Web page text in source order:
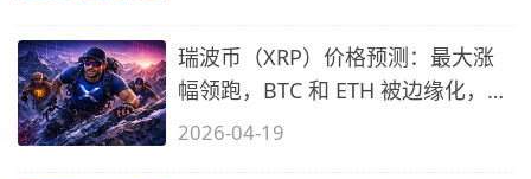
瑞波币（XRP）价格预测：最大涨
幅领跑，BTC 和 ETH 被边缘化，上
涨原因
2026-04-19